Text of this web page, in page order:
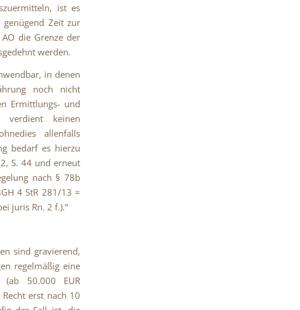
ist es
Zeit zur
die Grenze der
werden.
in denen
noch nicht
Ermittlungs- und
verdient keinen
allenfalls
bedarf es hierzu
S. 44 und erneut
nach § 78b
4 StR 281/13 =
juris Rn. 2 f.).“
sind gravierend,
regelmäßig eine
(ab 50.000 EUR
erst nach 10